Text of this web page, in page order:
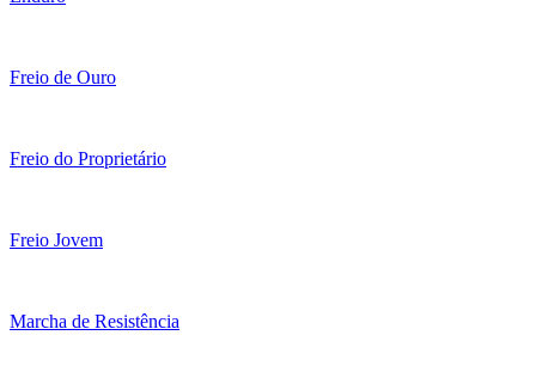
Freio de Ouro
Freio do Proprietário
Freio Jovem
Marcha de Resistência